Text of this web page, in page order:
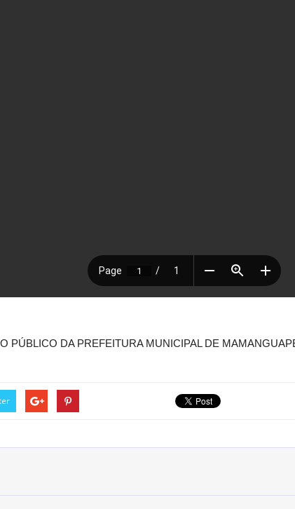
PÚBLICO DA PREFEITURA MUNICIPAL DE